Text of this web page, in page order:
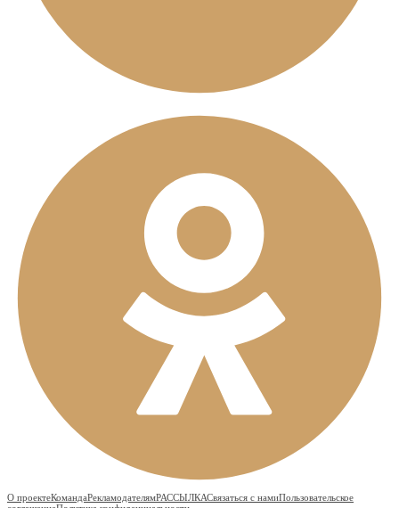
О проектеКомандаРекламодателямРАССЫЛКАСвязаться с намиПользовательское